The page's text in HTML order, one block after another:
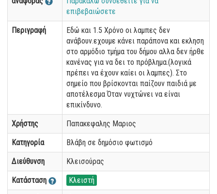
επιβεβαιώσετε
Περιγραφή
Εδώ και 1.5 Χρόνο οι λαμπες δεν
ανάβουν.εχουμε κάνει παράπονα και εκληση
στο αρμόδιο τμήμα του δήμου αλλα δεν ήρθε
κανένας για να δει το πρόβλημα.(λογικά
πρέπει να έχουν καίει οι λαμπες). Στο
σημείο που βρίσκονται παίζουν παιδιά με
αποτέλεσμα Όταν νυχτώνει να είναι
επικίνδυνο.
Χρήστης Παπακεφαλης Μαριος
Κατηγορία Βλάβη σε δημόσιο φωτισμό
Διεύθυνση Κλεισούρας
Κατάσταση Κλειστή